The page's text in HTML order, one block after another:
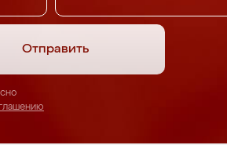
Отправить